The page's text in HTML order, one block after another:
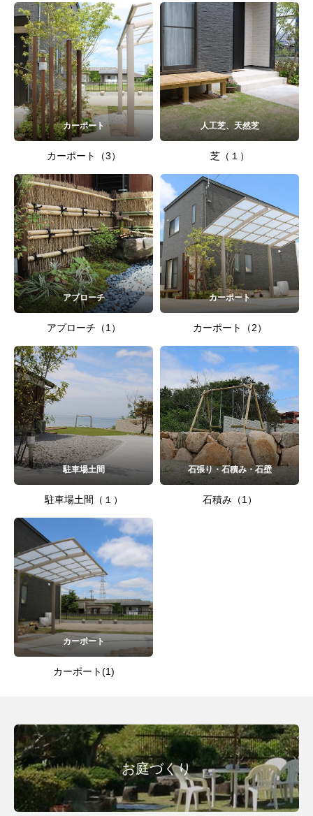
カーポート
カーポート（3）
人工芝、天然芝
芝（１）
アプローチ
アプローチ（1）
カーポート
カーポート（2）
駐車場土間
駐車場土間（１）
石張り・石積み・石壁
石積み（1）
カーポート
カーポート(1)
お庭づくり